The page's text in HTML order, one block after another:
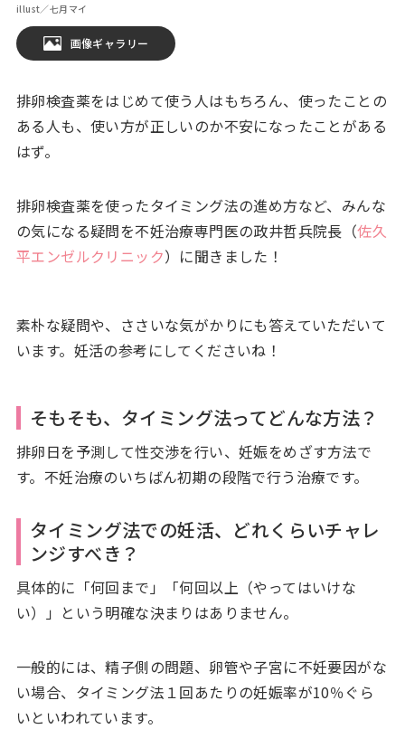
illust／七月マイ
画像ギャラリー
排卵検査薬をはじめて使う人はもちろん、使ったことの
ある人も、使い方が正しいのか不安になったことがある
はず。
排卵検査薬を使ったタイミング法の進め方など、みんな
の気になる疑問を不妊治療専門医の政井哲兵院長（佐久
平エンゼルクリニック）に聞きました！
素朴な疑問や、ささいな気がかりにも答えていただいて
います。妊活の参考にしてくださいね！
そもそも、タイミング法ってどんな方法？
排卵日を予測して性交渉を行い、妊娠をめざす方法で
す。不妊治療のいちばん初期の段階で行う治療です。
タイミング法での妊活、どれくらいチャレ
ンジすべき？
具体的に「何回まで」「何回以上（やってはいけな
い）」という明確な決まりはありません。
一般的には、精子側の問題、卵管や子宮に不妊要因がな
い場合、タイミング法１回あたりの妊娠率が10％ぐら
いといわれています。